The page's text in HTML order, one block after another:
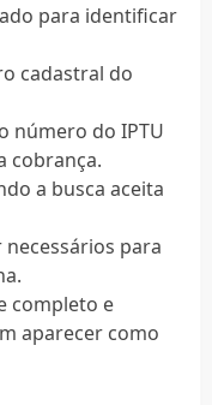
para identificar
cadastral do
número do IPTU
cobrança.
a busca aceita
para
completo e
aparecer como